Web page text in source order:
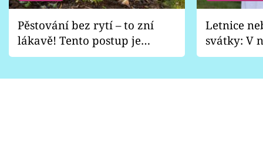
Pěstování bez rytí – to zní
lákavě! Tento postup je
vhodný jen pro některé
Letnice
svátky: V
pondělí